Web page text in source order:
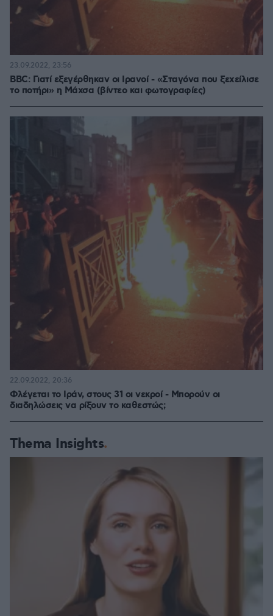
BBC: Γιατί εξεγέρθηκαν οι Ιρανοί - «Σταγόνα που ξεχείλισε
το ποτήρι» η Μάχσα (βίντεο και φωτογραφίες)
23.09.2022, 23:56
Φλέγεται το Ιράν, στους 31 οι νεκροί - Μπορούν οι
διαδηλώσεις να ρίξουν το καθεστώς;
22.09.2022, 20:36
Thema Insights